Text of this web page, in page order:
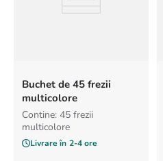
Buchet de 45 frezii
multicolore
Contine: 45 frezii
multicolore
Livrare în 2-4 ore